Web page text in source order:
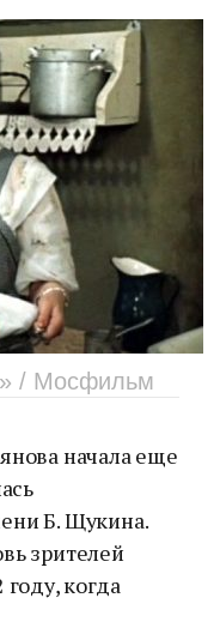
/ Мосфильм
начала еще
Б. Щукина.
зрителей
когда